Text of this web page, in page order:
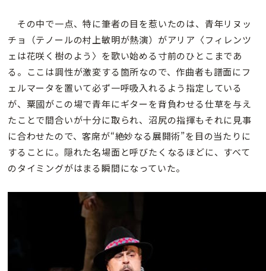
その中で一点、特に筆者の目を惹いたのは、青年リヌッ
チョ（テノールの村上敏明が熱演）がアリア〈フィレンツ
ェは花咲く樹のよう〉を歌い始める寸前のひとこまであ
る。ここは調性が激変する箇所なので、作曲者も譜面にフ
ェルマータを置いて必ず一呼吸入れるよう指定している
が、粟國がこの場で青年にギターを背負わせる仕草を与え
たことで間合いが十分に取られ、沼尻の指揮もそれに見事
に合わせたので、客席が“絶妙なる展開術”を目の当たりに
することに。隠れた名場面と呼びたくなるほどに、すべて
のタイミングがはまる瞬間になっていた。